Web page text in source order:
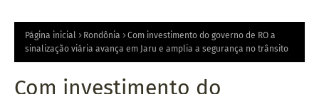
Página inicial Rondônia
Com investimento do governo de RO a
sinalização viária avança em Jaru e amplia a segurança no trânsito
Com investimento do